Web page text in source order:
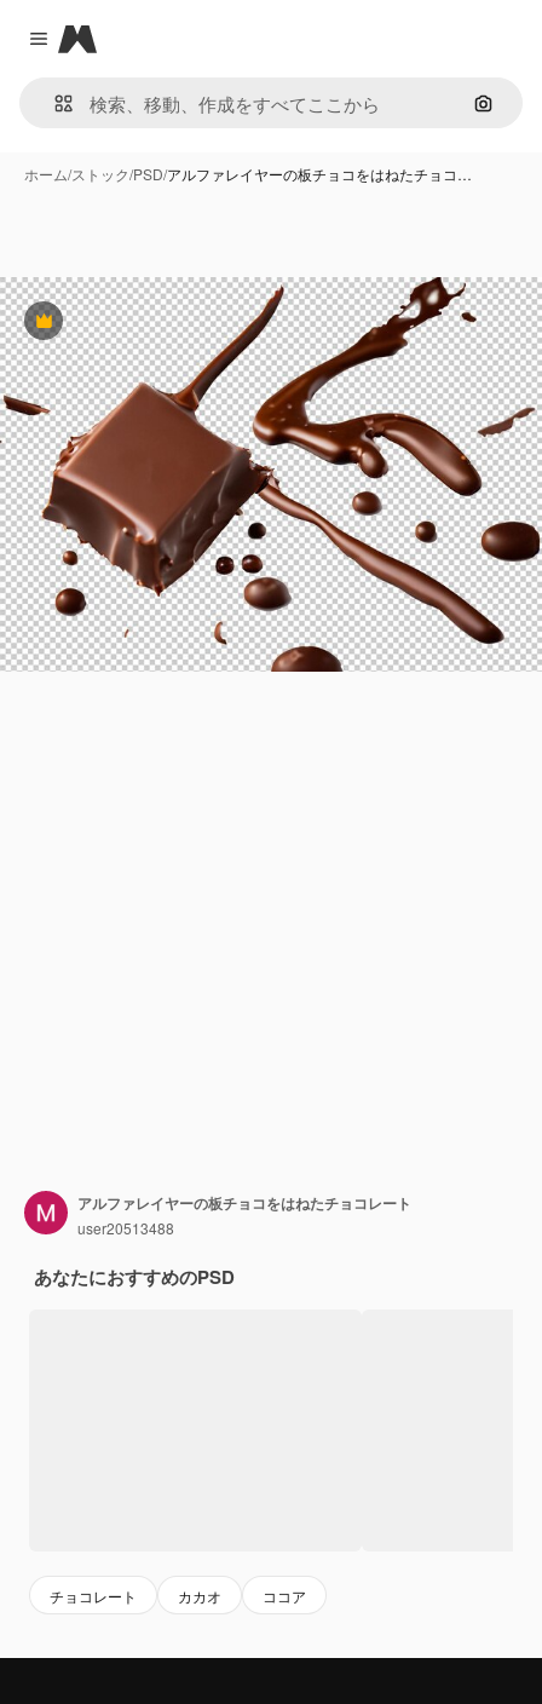
Close menu
Magnific
画像で
ホーム/ストック/PSD/アルファレイヤーの板チョコをはねたチョコ…
Premium
アルファレイヤーの板チョコをはねたチョコレート
user20513488
あなたにおすすめのPSD
チョコレート カカオ ココア